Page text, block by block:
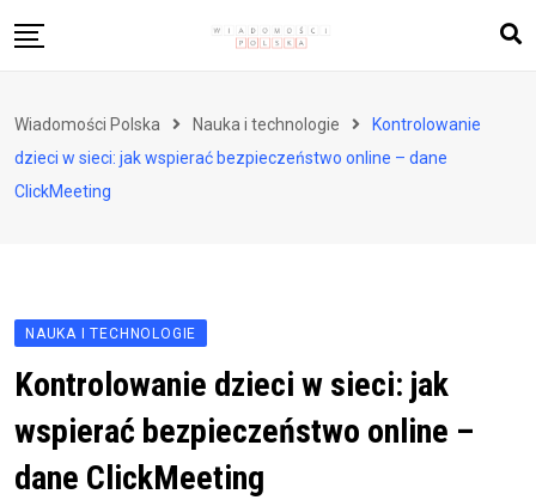
to
Zdrowie i styl życia
Polityka i społeczeństwo
Wiadomości Polska Nauka i technologie
Kontrolowanie
dzieci w sieci: jak wspierać bezpieczeństwo online – dane
ClickMeeting
NAUKA I TECHNOLOGIE
Kontrolowanie dzieci w sieci: jak
wspierać bezpieczeństwo online –
dane ClickMeeting